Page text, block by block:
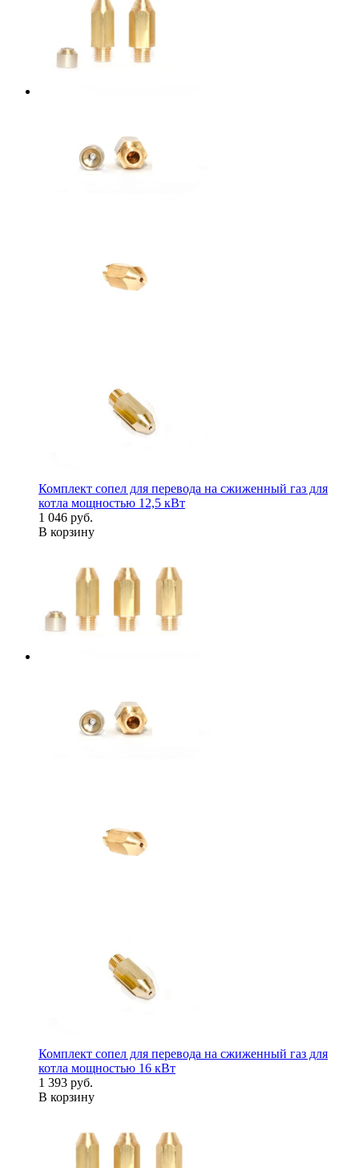
Комплект сопел для перевода на сжиженный газ для
котла мощностью 12,5 кВт
1 046 руб.
В корзину
Комплект сопел для перевода на сжиженный газ для
котла мощностью 16 кВт
1 393 руб.
В корзину